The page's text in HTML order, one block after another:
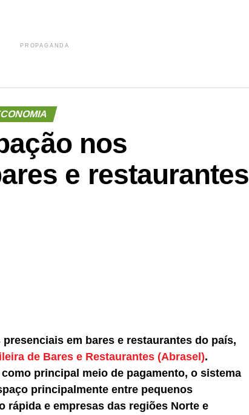
PROPAGANDA
nos
e restaurantes
em bares e restaurantes do país,
de Bares e Restaurantes (Abrasel).
principal meio de pagamento, o sistema
principalmente entre pequenos
rápida e empresas das regiões Norte e